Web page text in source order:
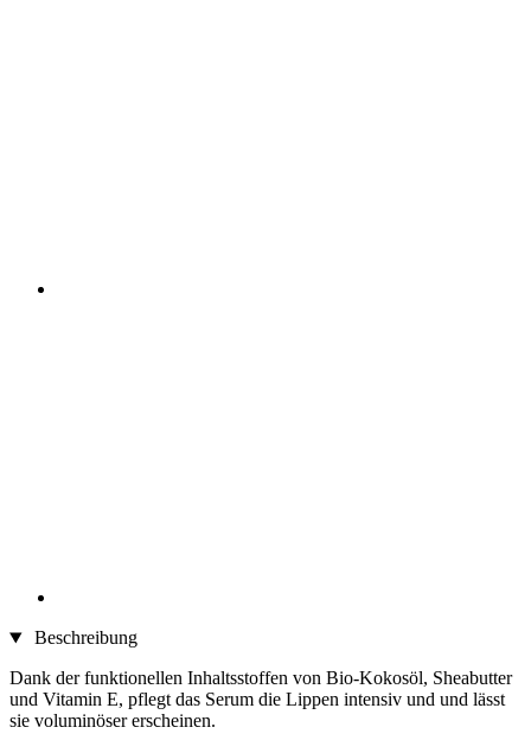
Beschreibung
Dank der funktionellen Inhaltsstoffen von Bio-Kokosöl, Sheabutter
und Vitamin E, pflegt das Serum die Lippen intensiv und und lässt
sie voluminöser erscheinen.